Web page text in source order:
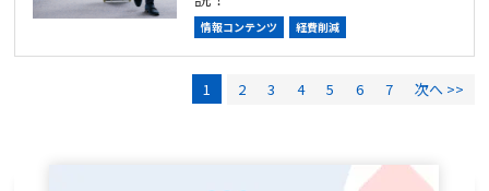
情報コンテンツ 経費削減
1 2 3 4 5 6 7 次へ >>